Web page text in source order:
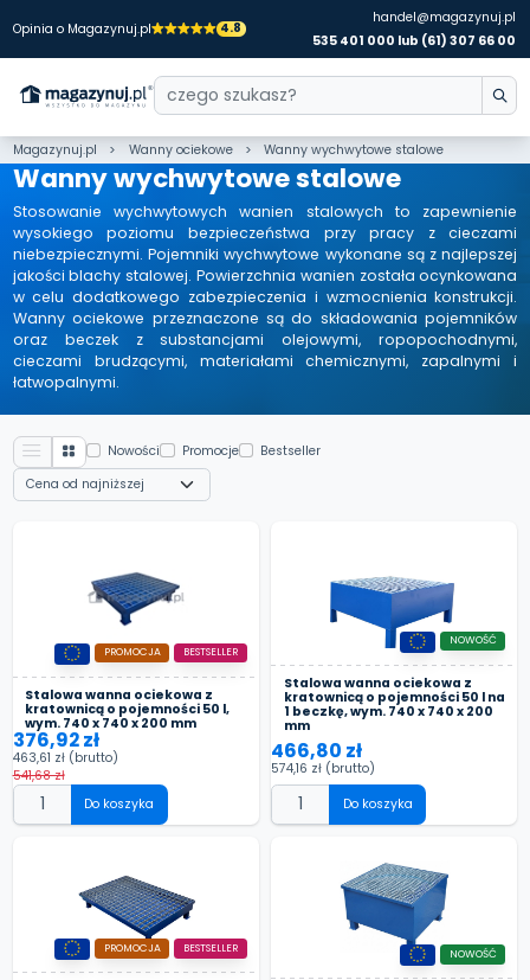
Opinia o Magazynuj.pl 4.8
handel@magazynuj.pl
535 401 000 lub (61) 307 66 00
Magazynuj.pl Wanny ociekowe Wanny wychwytowe stalowe
Wanny wychwytowe stalowe
Stosowanie wychwytowych wanien stalowych to zapewnienie
wysokiego poziomu bezpieczeństwa przy pracy z cieczami
niebezpiecznymi. Pojemniki wychwytowe wykonane są z najlepszej
jakości blachy stalowej. Powierzchnia wanien została ocynkowana
w celu dodatkowego zabezpieczenia i wzmocnienia konstrukcji.
Wanny ociekowe przeznaczone są do składowania pojemników
oraz beczek z substancjami olejowymi, ropopochodnymi,
cieczami brudzącymi, materiałami chemicznymi, zapalnymi i
łatwopalnymi.
Nowości Promocje Bestseller
Stalowa wanna ociekowa z
kratownicą o pojemności 50 l,
wym. 740 x 740 x 200 mm
PROMOCJA BESTSELLER
376,92 zł
463,61 zł (brutto)
541,68 zł
Do koszyka
Stalowa wanna ociekowa z
kratownicą o pojemności 50 l na
1 beczkę, wym. 740 x 740 x 200
mm
NOWOŚĆ
466,80 zł
574,16 zł (brutto)
Do koszyka
PROMOCJA BESTSELLER NOWOŚĆ